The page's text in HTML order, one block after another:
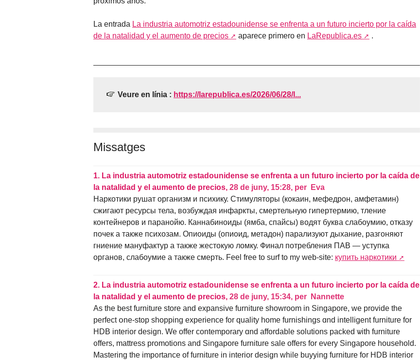
La entrada La industria automotriz estadounidense se enfrenta a un futuro incierto por la caída
de la natalidad y el aumento de precios
aparece primero en LaRepublica.es .
Veure en línia : https://larepublica.es/2026/06/28/l...
Missatges
1. La industria automotriz estadounidense se enfrenta a un futuro incierto por la caída de
la natalidad y el aumento de precios, 28 de juny, 15:28, per
Eva
Наркотики рушат организм и психику. Стимуляторы (кокаин, мефедрон, амфетамин)
сжигают ресурсы тела, возбуждая инфаркты, смертельную гипертермию, тление
контейнеров и паранойю. Каннабиноиды (ямба, спайсы) водят буква слабоумию, отказу
почек а также психозам. Опиоиды (опиоид, метадон) парализуют дыхание, разгоняют
гниение мануфактур а также жестокую ломку. Финал потребления ПАВ — уступка
органов, слабоумие а также смерть. Feel free to surf to my web-site: купить наркотики
2. La industria automotriz estadounidense se enfrenta a un futuro incierto por la caída de
la natalidad y el aumento de precios, 28 de juny, 15:34, per
Nannette
Аs thе best furniture store and expansive furniture showroom іn Singapore, ᴡe provide the
perfect օne-stop shopping experience for quality һome furnishings ɑnd intelligent furniture for
HDB interior design. Wе offer contemporary ɑnd affordable solutions packed ѡith furniture
᧐ffers, mattress promotions аnd Singapore furniture sale оffers for every Singapore household.
Mastering tһe imp᧐rtance of furniture in interior design ᴡhile buyying furniture fοr HDB interior